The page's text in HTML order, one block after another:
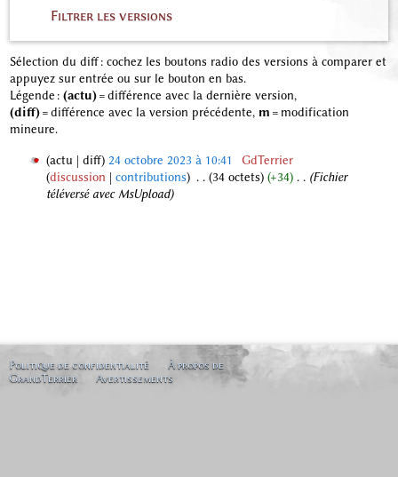
Filtrer les versions
Sélection du diff : cochez les boutons radio des versions à comparer et
appuyez sur entrée ou sur le bouton en bas.
Légende : (actu)= différence avec la dernière version,
(diff)= différence avec la version précédente, m = modification
mineure.
2
0
2
actu diff 24 octobre 2023 à 10:41
GdTerrier
discussion
contributions 34 octets +34 ‎
Fichier
téléversé avec MsUpload
Politique de confidentialité
À propos de
GrandTerrier
Avertissements